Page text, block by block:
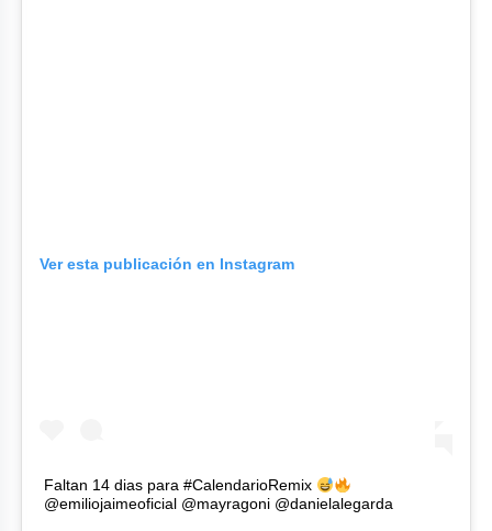
Ver esta publicación en Instagram
Faltan 14 dias para #CalendarioRemix
@emiliojaimeoficial @mayragoni @danielalegarda